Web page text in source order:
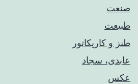
صنعت
طبیعت
طنز و کاریکاتور
عابدی، سجاد
عکس